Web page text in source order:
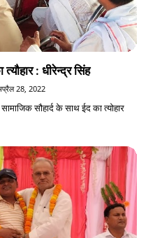
: धीरेन्द्र सिंह
28, 2022
सौहार्द के साथ ईद का त्योहार